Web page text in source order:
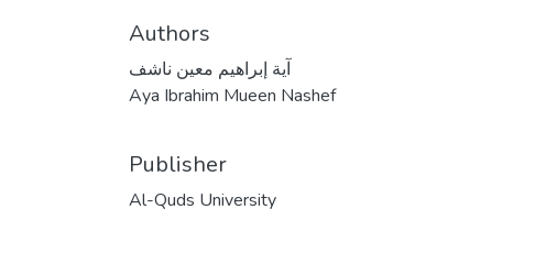
Authors
آية إبراهيم معين ناشف
Aya Ibrahim Mueen Nashef
Publisher
Al-Quds University